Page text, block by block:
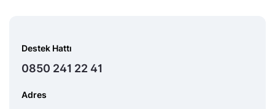
Destek Hattı
0850 241 22 41
Adres